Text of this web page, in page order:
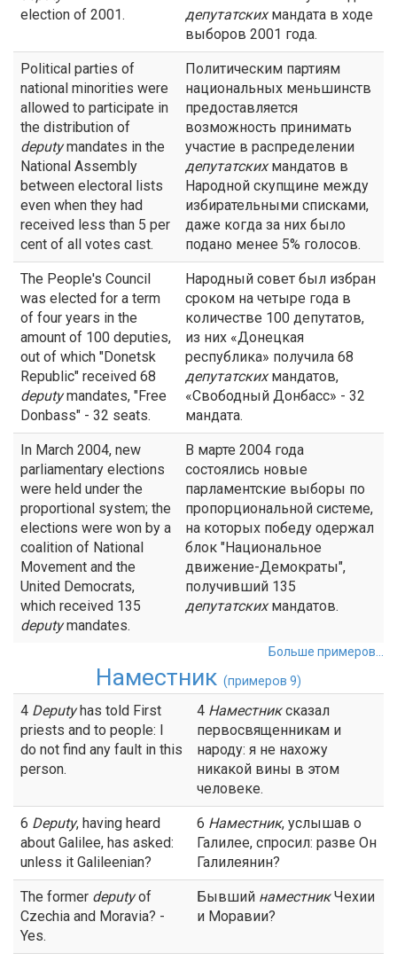
election of 2001.
депутатскихмандата в ходе
выборов 2001 года.
Political parties of
national minorities were
allowed to participate in
the distribution of
deputymandates in the
National Assembly
between electoral lists
even when they had
received less than 5 per
cent of all votes cast.
Политическим партиям
национальных меньшинств
предоставляется
возможность принимать
участие в распределении
депутатскихмандатов в
Народной скупщине между
избирательными списками,
даже когда за них было
подано менее 5% голосов.
The People's Council
was elected for a term
of four years in the
amount of 100 deputies,
out of which "Donetsk
Republic" received 68
deputymandates, "Free
Donbass" - 32 seats.
Народный совет был избран
сроком на четыре года в
количестве 100 депутатов,
из них «Донецкая
республика» получила 68
депутатскихмандатов,
«Свободный Донбасс» - 32
мандата.
In March 2004, new
parliamentary elections
were held under the
proportional system; the
elections were won by a
coalition of National
Movement and the
United Democrats,
which received 135
deputymandates.
В марте 2004 года
состоялись новые
парламентские выборы по
пропорциональной системе,
на которых победу одержал
блок "Национальное
движение-Демократы",
получивший 135
депутатскихмандатов.
Больше примеров...
Наместник (примеров 9)
4 Deputyhas told First
priests and to people: I
do not find any fault in this
person.
4 Наместниксказал
первосвященникам и
народу: я не нахожу
никакой вины в этом
человеке.
6 Deputy, having heard
about Galilee, has asked:
unless it Galileenian?
6 Наместник, услышав о
Галилее, спросил: разве Он
Галилеянин?
The former deputyof
Czechia and Moravia? -
Yes.
Бывший наместникЧехии
и Моравии?